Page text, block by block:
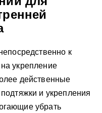
к
укрепление
действенные
и укрепления
убрать